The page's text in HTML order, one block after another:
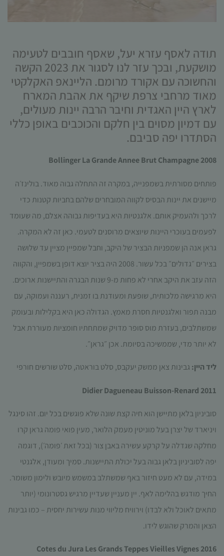
תודה לאסף עזרא יעל, שאסף חובבים לטעימה
מושקעת, ובכך עזר לנו לסגור את 2023 הקשה
והחשוכה עם אקורד מרומם. הליינאפ האקלקטי
מאוד מרחבי צרפת שיקף את אהבת המארח
לארץ היין האגדית וחיבר הרבה יינות מעולים,
עם דמיון מסוים בין חלקם והכוכבים באופן כללי
הסתדרו יפה סביבם.
2008 Bollinger La Grande Annee Brut Champagne
פותחים מסורתית בשמפנייה, במקרה זה התחלה גבוה מאוד. בולינז׳ה
מיישנים את יינות הבסיס לקווה המובחרים שלהם בחביות קטנות כדי
לרכך ולהעמיק אותם. אלגנטיות היא בעדיפות גבוהה אצלם, מה שעומד
לפעמים בעוכרי היינות שיוצאים מרוסנים לטעמי. כאן זה לא המקרה.
גראן אנה הן שמפניות הבציר של היקב, וחבל שמפיין מציין עד שלושה
בצירים ״גדולים״ בכל עשור. 2008 היה בציר יוצא דופן בשמפיין, והקווה
הזה עזב את היקב אחרי לא פחות מ-9 שנות הבגרה והתיישנות ארוכים.
היא מרגישה מלכותית, שופעת ומעודנת בו זמנית, רעננה ועמוקה, עם
מבנה תפור ואלגנטיות חסרת מאמץ. הגדולה כאן היא בקלילות ובעומק
שמשתלבים, בעזרת מוס סופר מדויק שמתחתיו חומציות מעוררת אבל
לא יותר מדי, שממשיכה בסיומת. אכן ״גראן״.
ליד היין: גבינות צאן ממשק יעקבס, סלט בוראטה, סלט שורשים חורפי
Didier Dagueneau Buisson-Renard 2011
סוביניון בלאן מתיישן הוא חיה קצת שונה שלא פוגשים בכל יום. זהו סינגל
ויניארד של יצרן בעל מוניטין מעמק הלואר, מעין פואי פומה גראן קרו
מחלקה שגדלה על קרקע עשירה באבן צור (בכל זאת ׳פומה׳), דוגמה
יפה לסוביניון בלאן גבוה בעל יכולת התיישנות. סמיך ומעודן, אלגנטי
במידה, עם לא מעט חיזור באף שמשתלב במשמש מיובש ולימון משומר.
החיך מודגש בהלימה לאף. יין מעניין שעדיין מרגיש גסטרונומי (יותר
מתאים לאוכל ולא לבדו) וירוויח מליווי מנות עשירות יחסית – כמו גבינות
הצאן והמרק שהוגש לידו.
2016 Cotes du Jura Les Grands Teppes Vieilles Vignes
כדי שנוכל
לשפר את
תפקוד האתר
ומבנהו,
בהתבסס על
אופן השימוש
באתר.
חוויית
משתמש
שלנו יעבוד
בצורה
במהלך
ביקורך. אם
לקובצי
Cookie
מהפונקציות
באתר
להיעלם.
שיווקי
שיתוף
העניין
שלך בעת
באתר,
תגדל
לראות
תוכן
מותאמות
אישית.